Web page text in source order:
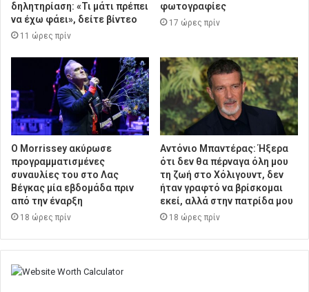
δηλητηρίαση: «Τι μάτι πρέπει
να έχω φάει», δείτε βίντεο
11 ώρες πρίν
φωτογραφίες
17 ώρες πρίν
Ο Morrissey ακύρωσε
προγραμματισμένες
συναυλίες του στο Λας
Βέγκας μία εβδομάδα πριν
από την έναρξη
18 ώρες πρίν
Αντόνιο Μπαντέρας: Ήξερα
ότι δεν θα πέρναγα όλη μου
τη ζωή στο Χόλιγουντ, δεν
ήταν γραφτό να βρίσκομαι
εκεί, αλλά στην πατρίδα μου
18 ώρες πρίν